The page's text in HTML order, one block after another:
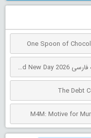
دانلود فیلم مرد عنکبوتی: روز کاملاً جدید دوبله فارسی Spider-Man: Brand New Day 2026